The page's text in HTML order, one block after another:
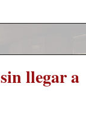
llegar a